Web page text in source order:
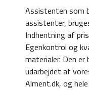
Assistenten som
assistenter,
Indhentning af
Egenkontrol og
materialer. Den
udarbejdet af
Alment.dk, og